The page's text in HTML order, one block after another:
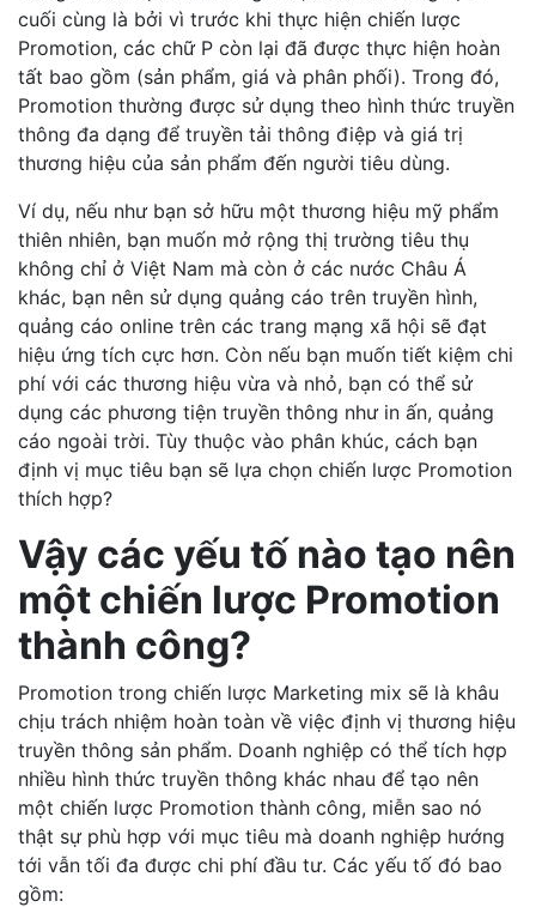
cuối cùng là bởi vì trước khi thực hiện chiến lược
Promotion, các chữ P còn lại đã được thực hiện hoàn
tất bao gồm (sản phẩm, giá và phân phối). Trong đó,
Promotion thường được sử dụng theo hình thức truyền
thông đa dạng để truyền tải thông điệp và giá trị
thương hiệu của sản phẩm đến người tiêu dùng.
Ví dụ, nếu như bạn sở hữu một thương hiệu mỹ phẩm
thiên nhiên, bạn muốn mở rộng thị trường tiêu thụ
không chỉ ở Việt Nam mà còn ở các nước Châu Á
khác, bạn nên sử dụng quảng cáo trên truyền hình,
quảng cáo online trên các trang mạng xã hội sẽ đạt
hiệu ứng tích cực hơn. Còn nếu bạn muốn tiết kiệm chi
phí với các thương hiệu vừa và nhỏ, bạn có thể sử
dụng các phương tiện truyền thông như in ấn, quảng
cáo ngoài trời. Tùy thuộc vào phân khúc, cách bạn
định vị mục tiêu bạn sẽ lựa chọn chiến lược Promotion
thích hợp?
Vậy các yếu tố nào tạo nên
một chiến lược Promotion
thành công?
Promotion trong chiến lược Marketing mix sẽ là khâu
chịu trách nhiệm hoàn toàn về việc định vị thương hiệu
truyền thông sản phẩm. Doanh nghiệp có thể tích hợp
nhiều hình thức truyền thông khác nhau để tạo nên
một chiến lược Promotion thành công, miễn sao nó
thật sự phù hợp với mục tiêu mà doanh nghiệp hướng
tới vẫn tối đa được chi phí đầu tư. Các yếu tố đó bao
gồm: